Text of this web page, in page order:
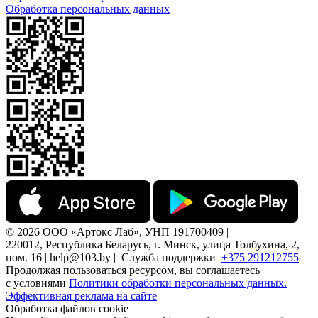
Обработка персональных данных
© 2026 ООО «Артокс Лаб», УНП 191700409 |
220012, Республика Беларусь, г. Минск, улица Толбухина, 2,
пом. 16 | help@103.by | Служба поддержки +375 291212755
Продолжая пользоваться ресурсом, вы соглашаетесь
с условиями Политики обработки персональных данных.
Эффективная реклама на сайте
Обработка файлов cookie